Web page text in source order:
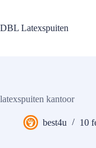
de
DBL Latexspuiten
latexspuiten kantoor
best4u 10